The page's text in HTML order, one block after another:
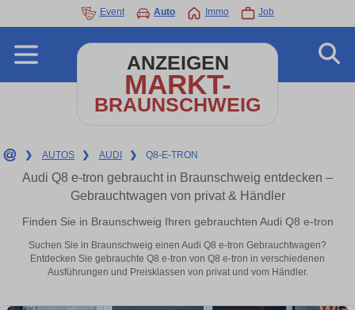
Event Auto Immo Job
ANZEIGEN
MARKT-
BRAUNSCHWEIG
❯ AUTOS ❯ AUDI ❯ Q8-E-TRON
Audi Q8 e-tron gebraucht in Braunschweig entdecken –
Gebrauchtwagen von privat & Händler
Finden Sie in Braunschweig Ihren gebrauchten Audi Q8 e-tron
Suchen Sie in Braunschweig einen Audi Q8 e-tron Gebrauchtwagen?
Entdecken Sie gebrauchte Q8 e-tron von Q8 e-tron in verschiedenen
Ausführungen und Preisklassen von privat und vom Händler.